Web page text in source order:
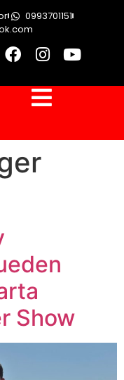
0993701151
Show